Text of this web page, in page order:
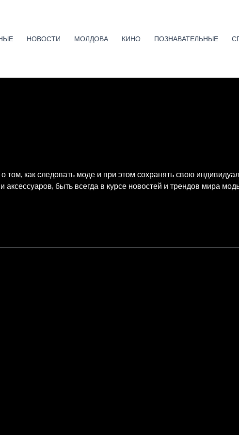
НОВОСТИ МОЛДОВА КИНО ПОЗНАВАТЕЛЬНЫЕ
как следовать моде и при этом сохранять свою
быть всегда в курсе новостей и трендов мира